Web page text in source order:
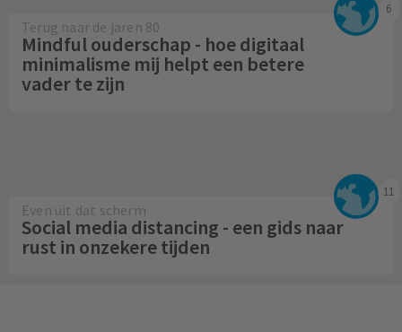
6
Terug naar de jaren 80
Mindful ouderschap - hoe digitaal
minimalisme mij helpt een betere
vader te zijn
11
Even uit dat scherm
Social media distancing - een gids naar
rust in onzekere tijden